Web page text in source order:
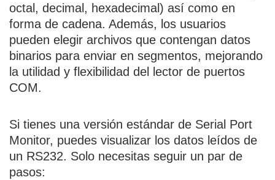
octal, decimal, hexadecimal) así como en
forma de cadena. Además, los usuarios
pueden elegir archivos que contengan datos
binarios para enviar en segmentos, mejorando
la utilidad y flexibilidad del lector de puertos
COM.
Si tienes una versión estándar de Serial Port
Monitor, puedes visualizar los datos leídos de
un RS232. Solo necesitas seguir un par de
pasos: